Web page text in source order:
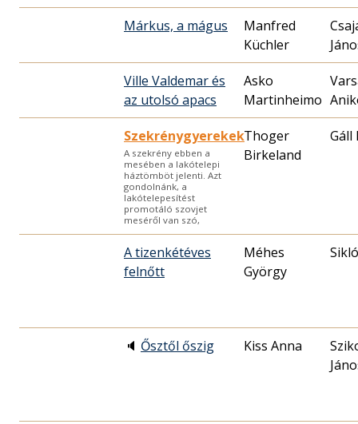
Márkus, a mágus
Manfred
Küchler
Ville Valdemar és
az utolsó apacs
Asko
Martinheimo
Szekrénygyerekek
A szekrény ebben a
mesében a lakótelepi
háztömböt jelenti. Azt
gondolnánk, a
lakótelepesítést
promotáló szovjet
meséről van szó,
Thoger
Birkeland
Gáll
A tizenkétéves
felnőtt
Méhes
György
🔈 Ősztől őszig Kiss Anna